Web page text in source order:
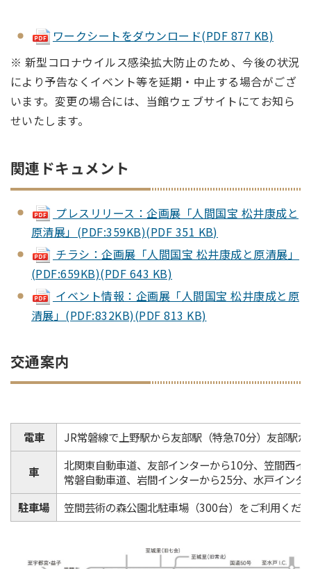
ワークシートをダウンロード(PDF 877 KB)
※ 新型コロナウイルス感染拡大防止のため、今後の状況
により予告なくイベント等を延期・中止する場合がござ
います。変更の場合には、当館ウェブサイトにてお知ら
せいたします。
関連ドキュメント
プレスリリース：企画展「人間国宝 松井康成と
原清展」(PDF:359KB)(PDF 351 KB)
チラシ：企画展「人間国宝 松井康成と原清展」
(PDF:659KB)(PDF 643 KB)
イベント情報：企画展「人間国宝 松井康成と原
清展」(PDF:832KB)(PDF 813 KB)
交通案内
電車 JR常磐線で上野駅から友部駅（特急70分）友部駅
車
北関東自動車道、友部インターから10分、笠間西イ
常磐自動車道、岩間インターから25分、水戸インタ
駐車場
笠間芸術の森公園北駐車場（300台）をご利用くだ